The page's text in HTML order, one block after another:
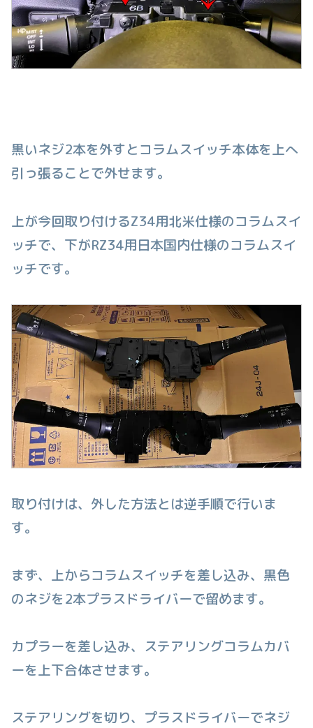
黒いネジ2本を外すとコラムスイッチ本体を上へ
引っ張ることで外せます。
上が今回取り付けるZ34用北米仕様のコラムスイ
ッチで、下がRZ34用日本国内仕様のコラムスイ
ッチです。
取り付けは、外した方法とは逆手順で行いま
す。
まず、上からコラムスイッチを差し込み、黒色
のネジを2本プラスドライバーで留めます。
カプラーを差し込み、ステアリングコラムカバ
ーを上下合体させます。
ステアリングを切り、プラスドライバーでネジ